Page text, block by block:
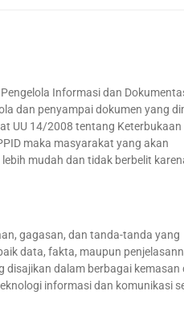
Informasi dan
dan penyampai dokumen yang
UU 14/2008 tentang Keterbukaan
maka masyarakat yang akan
mudah dan tidak berbelit
gagasan, dan tanda-tanda yang
data, fakta, maupun
disajikan dalam berbagai kemasan
informasi dan komunikasi